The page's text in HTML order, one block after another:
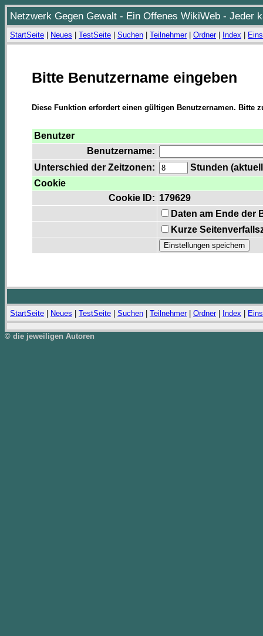
Netzwerk Gegen Gewalt - Ein Offenes WikiWeb - Jeder
StartSeite Neues TestSeite Suchen Teilnehmer| Ordner| Index
Bitte Benutzername eingeben
Diese Funktion erfordert einen gültigen Benutzernamen. Bitte
Benutzer
Benutzername:
Unterschied der Zeitzonen:
Stunden
Cookie
Cookie ID: 179629
Daten am Ende der
Kurze
StartSeite Neues TestSeite Suchen Teilnehmer| Ordner| Index
© die jeweiligen Autoren